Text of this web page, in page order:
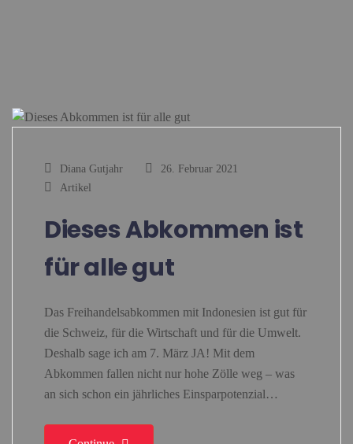
Diana Gutjahr
26. Februar 2021
Artikel
Dieses Abkommen ist
für alle gut
Das Freihandelsabkommen mit Indonesien ist gut für
die Schweiz, für die Wirtschaft und für die Umwelt.
Deshalb sage ich am 7. März JA! Mit dem
Abkommen fallen nicht nur hohe Zölle weg – was
an sich schon ein jährliches Einsparpotenzial…